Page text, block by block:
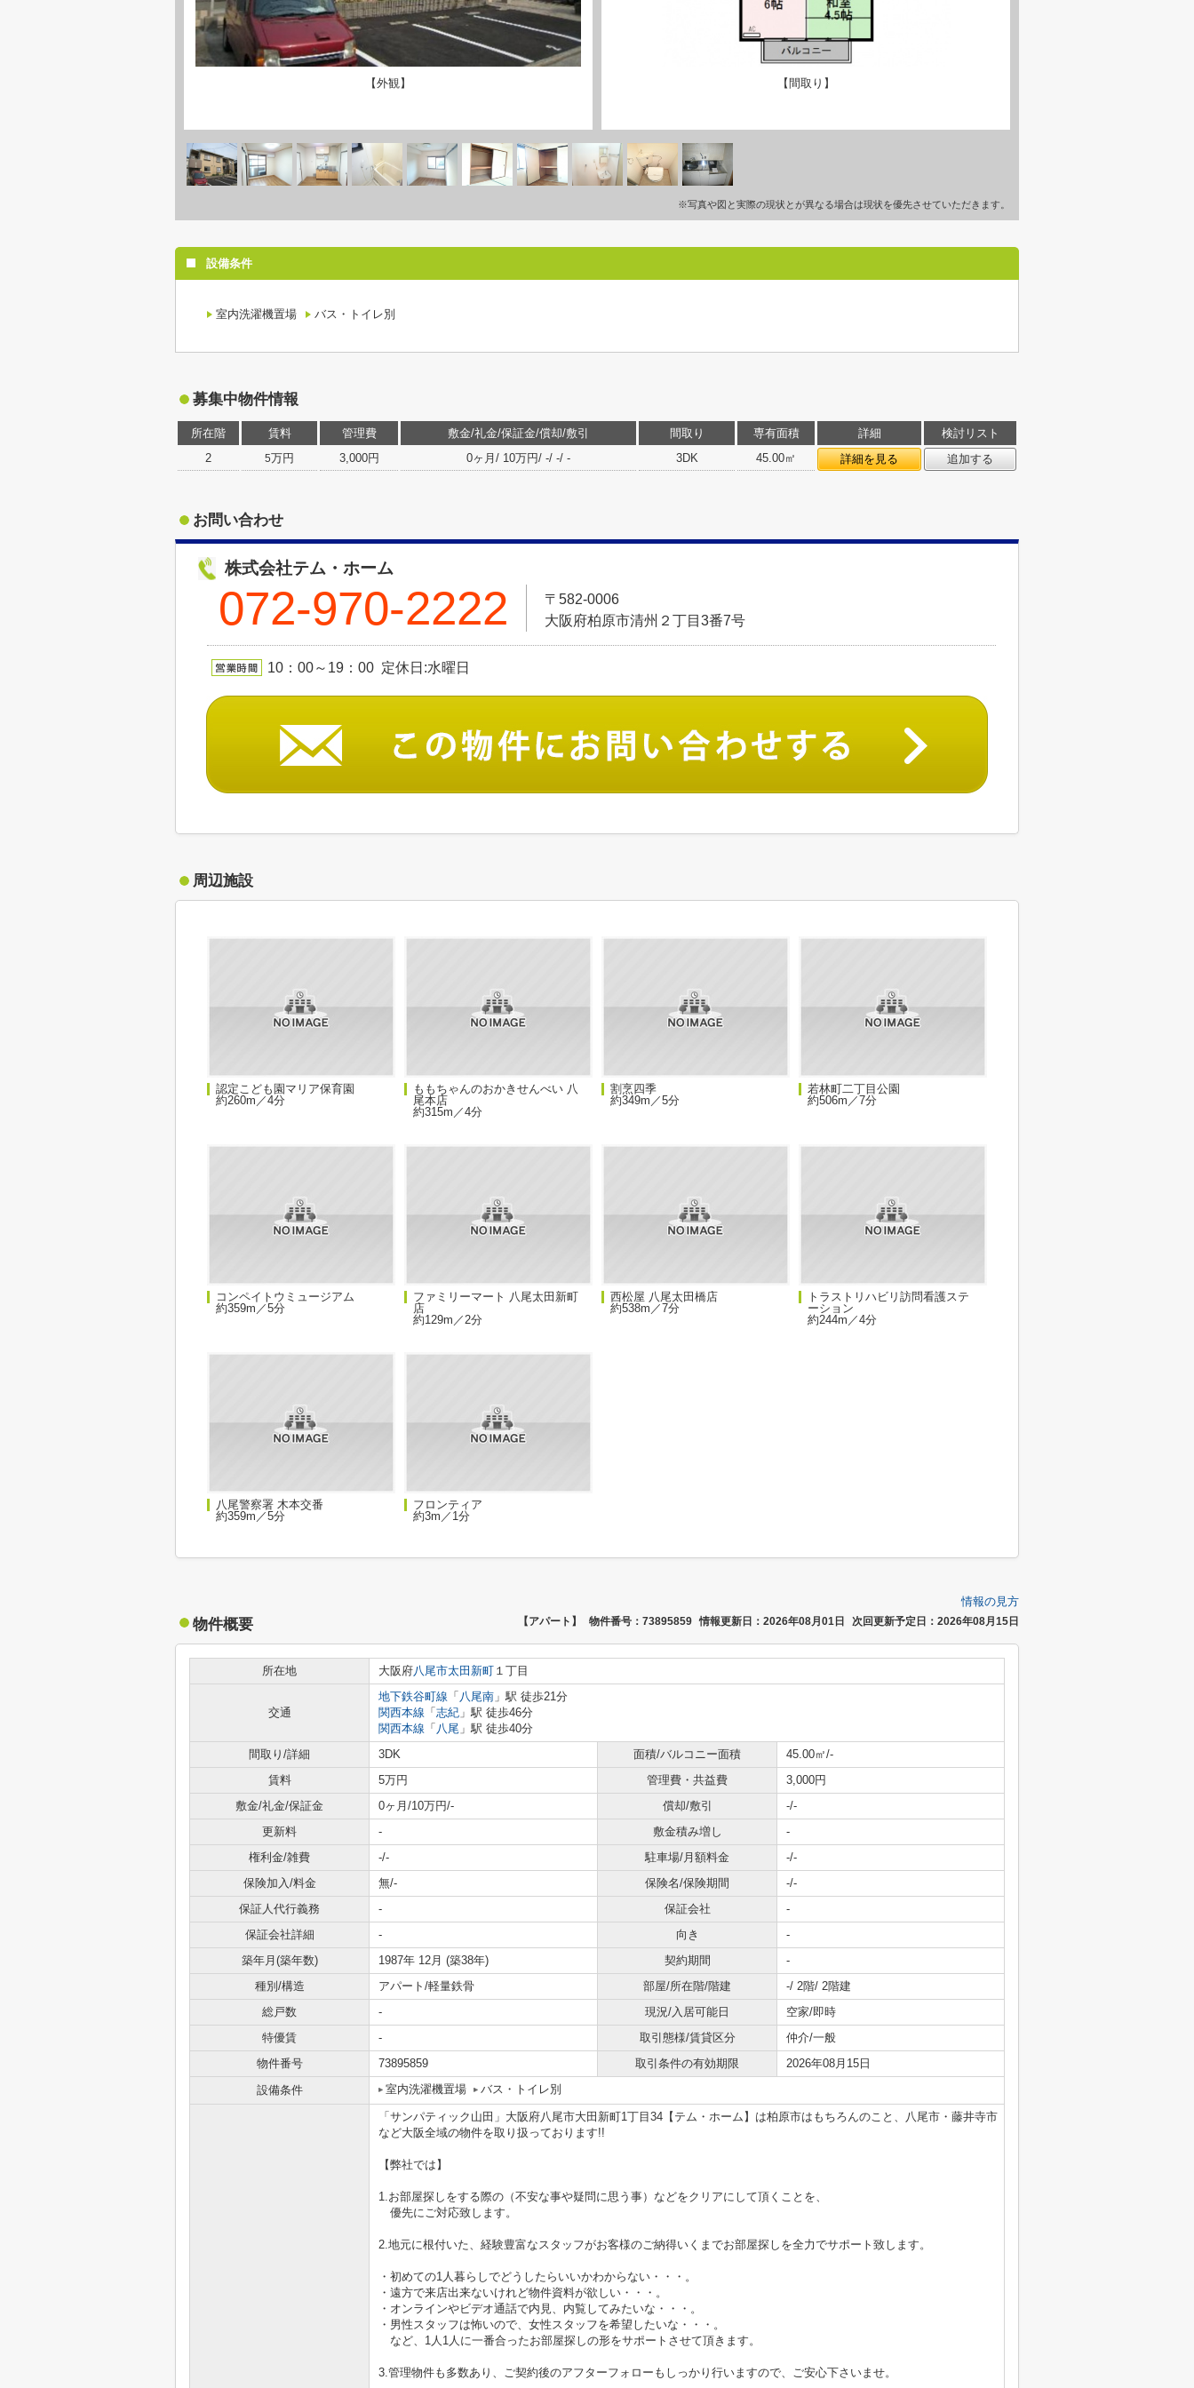
【外観】 【間取り】
※写真や図と実際の現状とが異なる場合は現状を優先させていただきます。
設備条件
室内洗濯機置場 バス・トイレ別
募集中物件情報
所在階 賃料 管理費 敷金/礼金/保証金/償却/敷引 間取り 専有面積 詳細
検討リスト
2
5万円 3,000円 0ヶ月/ 10万円/ -/ -/ - 3DK 45.00㎡ 詳細を見る 追加する
お問い合わせ
株式会社テム・ホーム
072-970-2222
〒582-0006
大阪府柏原市清州２丁目3番7号
10：00～19：00 定休日:水曜日
周辺施設
認定こども園マリア保育園
約260m／4分
ももちゃんのおかきせんべい 八
尾本店
約315m／4分
割烹四季
約349m／5分
若林町二丁目公園
約506m／7分
コンペイトウミュージアム
約359m／5分
ファミリーマート 八尾太田新町
店
約129m／2分
西松屋 八尾太田橋店
約538m／7分
トラストリハビリ訪問看護ステ
ーション
約244m／4分
八尾警察署 木本交番
約359m／5分
フロンティア
約3m／1分
情報の見方
物件概要 【アパート】 物件番号：73895859 情報更新日：2026年08月01日 次回更新予定日：2026年08月15日
所在地 大阪府八尾市太田新町 １丁目
交通
地下鉄谷町線 「 八尾南 」駅 徒歩21分
関西本線 「 志紀 」駅 徒歩46分
関西本線 「 八尾 」駅 徒歩40分
間取り/詳細
3DK 面積/バルコニー面積
45.00㎡/-
賃料
5万円 管理費・共益費
3,000円
敷金/礼金/保証金
0ヶ月/10万円/- 償却/敷引
-/-
更新料
- 敷金積み増し
-
権利金/雑費
-/- 駐車場/月額料金
-/-
保険加入/料金
無/- 保険名/保険期間
-/-
保証人代行義務
- 保証会社
-
保証会社詳細
- 向き
-
築年月(築年数)
1987年 12月 (築38年) 契約期間
-
種別/構造
アパート/軽量鉄骨 部屋/所在階/階建
-/ 2階/ 2階建
総戸数
- 現況/入居可能日
空家/即時
特優賃
- 取引態様/賃貸区分
仲介/一般
物件番号
73895859 取引条件の有効期限
2026年08月15日
設備条件
室内洗濯機置場 バス・トイレ別
「サンパティック山田」大阪府八尾市大田新町1丁目34【テム・ホーム】は柏原市はもちろんのこと、八尾市・藤井寺市
など大阪全域の物件を取り扱っております!!
【弊社では】
1.お部屋探しをする際の（不安な事や疑問に思う事）などをクリアにして頂くことを、
優先にご対応致します。
2.地元に根付いた、経験豊富なスタッフがお客様のご納得いくまでお部屋探しを全力でサポート致します。
・初めての1人暮らしでどうしたらいいかわからない・・・。
・遠方で来店出来ないけれど物件資料が欲しい・・・。
・オンラインやビデオ通話で内見、内覧してみたいな・・・。
・男性スタッフは怖いので、女性スタッフを希望したいな・・・。
など、1人1人に一番合ったお部屋探しの形をサポートさせて頂きます。
3.管理物件も多数あり、ご契約後のアフターフォローもしっかり行いますので、ご安心下さいませ。